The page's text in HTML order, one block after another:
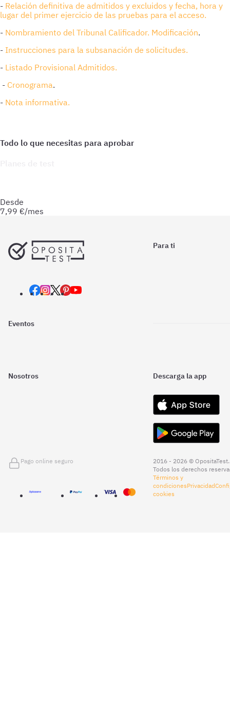
- Relación definitiva de admitidos y excluidos y fecha, hora y
lugar del primer ejercicio de las pruebas para el acceso.
- Nombramiento del Tribunal Calificador. Modificación.
- Instrucciones para la subsanación de solicitudes.
- Listado Provisional Admitidos.
- Cronograma.
- Nota informativa.
Desde
7,99 €/mes
Para ti
Eventos
Nosotros Descarga la app
Pago online seguro
2016 - 2026 © OpositaTest.
Todos los derechos
Términos y
condicionesPrivacidad
cookies